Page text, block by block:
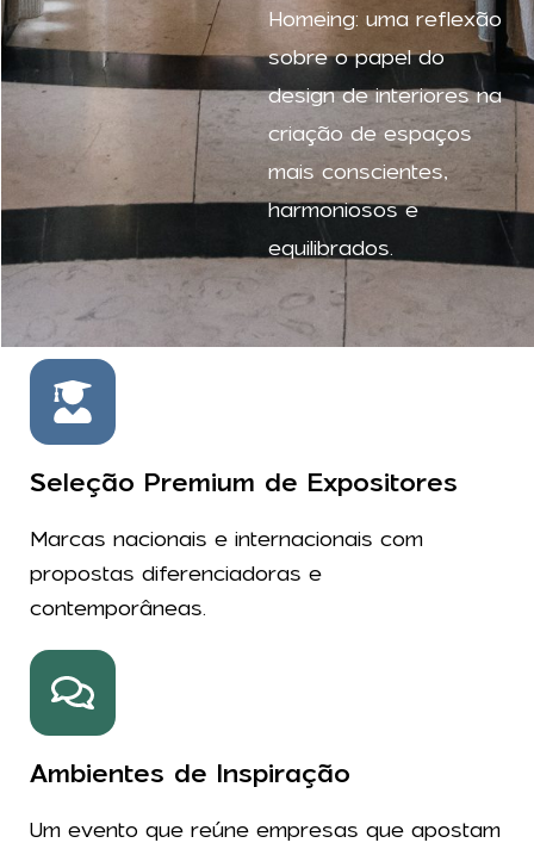
Homeing: uma reflexão
sobre o papel do
design de interiores na
criação de espaços
mais conscientes,
harmoniosos e
equilibrados.
Seleção Premium de Expositores
Marcas nacionais e internacionais com
propostas diferenciadoras e
contemporâneas.
Ambientes de Inspiração
Um evento que reúne empresas que apostam